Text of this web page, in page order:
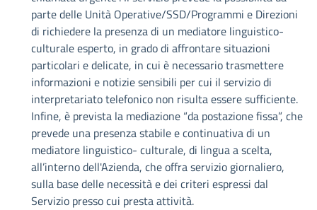
parte delle Unità Operative/SSD/Programmi e Direzioni
di richiedere la presenza di un mediatore linguistico-
culturale esperto, in grado di affrontare situazioni
particolari e delicate, in cui è necessario trasmettere
informazioni e notizie sensibili per cui il servizio di
interpretariato telefonico non risulta essere sufficiente.
Infine, è prevista la mediazione “da postazione fissa”, che
prevede una presenza stabile e continuativa di un
mediatore linguistico- culturale, di lingua a scelta,
all’interno dell'Azienda, che offra servizio giornaliero,
sulla base delle necessità e dei criteri espressi dal
Servizio presso cui presta attività.